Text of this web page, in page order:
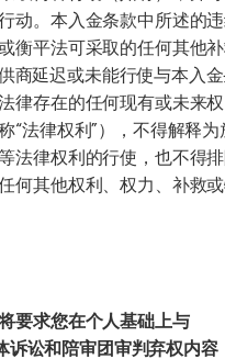
动。本入金条款中所述的
衡平法可采取的任何其他
商延迟或未能行使与本入
律存在的任何现有或未来权
“法律权利”），不得解释为
法律权利的行使，也不得
何其他权利、权力、补救
要求您在个人基础上与
诉讼和陪审团审判弃权内容